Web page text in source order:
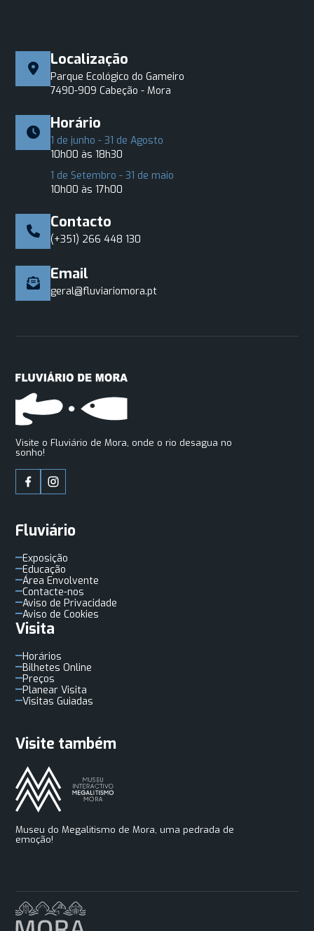
Localização
Parque Ecológico do Gameiro
7490-909 Cabeção - Mora
Horário
1 de junho - 31 de Agosto
10h00 às 18h30
1 de Setembro - 31 de maio
10h00 às 17h00
Contacto
(+351) 266 448 130
Email
geral@fluviariomora.pt
Visite o Fluviário de Mora, onde o rio desagua no
sonho!
Fluviário
Exposição
Educação
Área Envolvente
Contacte-nos
Aviso de Privacidade
Aviso de Cookies
Visita
Horários
Bilhetes Online
Preços
Planear Visita
Visitas Guiadas
Visite também
Museu do Megalitismo de Mora, uma pedrada de
emoção!